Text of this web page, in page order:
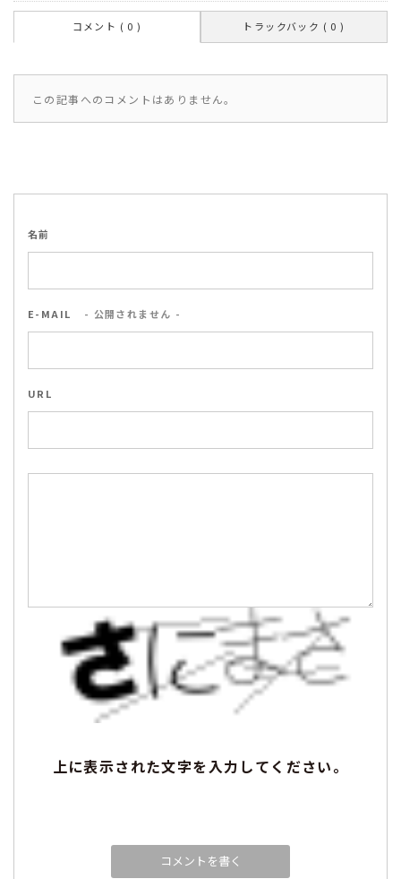
コメント ( 0 ) トラックバック ( 0 )
この記事へのコメントはありません。
名前
E-MAIL - 公開されません -
URL
上に表示された文字を入力してください。